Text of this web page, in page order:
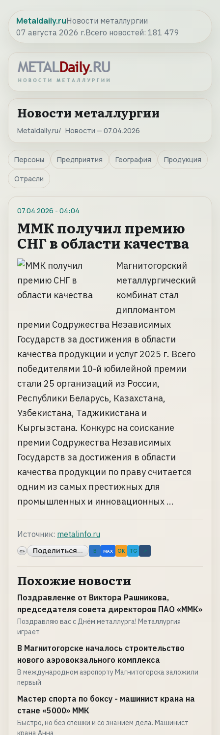
Metaldaily.ruНовости металлургии
07 августа 2026 г.Всего новостей: 181 479
Новости металлургии
Metaldaily.ru Новости — 07.04.2026
Персоны Предприятия География Продукция
Отрасли
07.04.2026 - 04:04
ММК получил премию
СНГ в области качества
Магнитогорский
металлургический
комбинат стал
дипломантом
премии Содружества Независимых
Государств за достижения в области
качества продукции и услуг 2025 г. Всего
победителями 10-й юбилейной премии
стали 25 организаций из России,
Республики Беларусь, Казахстана,
Узбекистана, Таджикистана и
Кыргызстана. Конкурс на соискание
премии Содружества Независимых
Государств за достижения в области
качества продукции по праву считается
одним из самых престижных для
промышленных и инновационных ...
Источник: metalinfo.ru
«» Поделиться... B MAX OK TG ↗
Похожие новости
Поздравление от Виктора Рашникова,
председателя совета директоров ПАО «ММК»
Поздравляю вас с Днём металлурга! Металлургия
играет
В Магнитогорске началось строительство
нового аэровокзального комплекса
В международном аэропорту Магнитогорска заложили
первый
Мастер спорта по боксу - машинист крана на
стане «5000» ММК
Быстро, но без спешки и со знанием дела. Машинист
крана Анна